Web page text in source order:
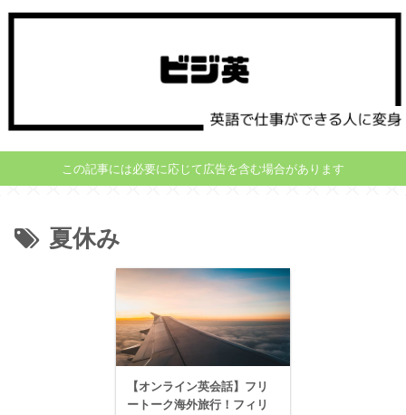
この記事には必要に応じて広告を含む場合があります
夏休み
【オンライン英会話】フリ
ートーク海外旅行！フィリ